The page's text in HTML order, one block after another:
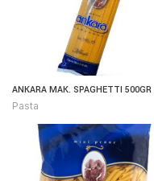
ANKARA MAK. SPAGHETTI 500GR
Pasta